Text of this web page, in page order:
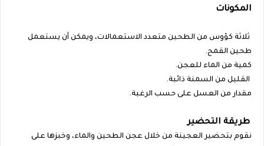
المكونات
ثلاثة كؤوس من الطحين متعدد الاستعمالات، ويمكن أن يستعمل
طحين القمح.
كمية من الماء للعجن.
القليل من السمنة ذائبة.
مقدار من العسل على حسب الرغبة.
طريقة التحضير
نقوم بتحضير العجينة من خلال عجن الطحين والماء، وخبزها على